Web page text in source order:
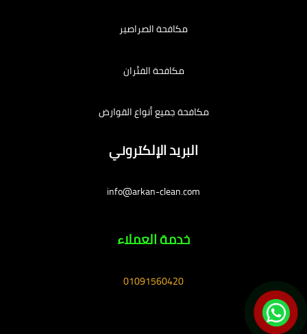
مكافحة الصراصير
مكافحة الفئران
مكافحة جميع أنواع القوارض
البريد الإلكتروني
info@arkan-clean.com
خدمة العملاء
01091560420